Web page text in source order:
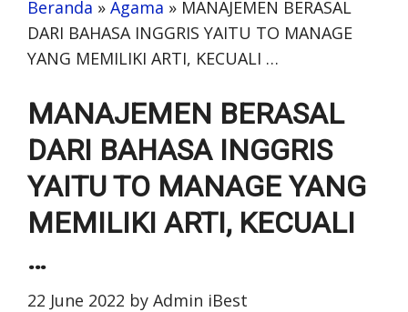
Beranda » Agama » MANAJEMEN BERASAL
DARI BAHASA INGGRIS YAITU TO MANAGE
YANG MEMILIKI ARTI, KECUALI …
MANAJEMEN BERASAL
DARI BAHASA INGGRIS
YAITU TO MANAGE YANG
MEMILIKI ARTI, KECUALI
…
22 June 2022 by Admin iBest